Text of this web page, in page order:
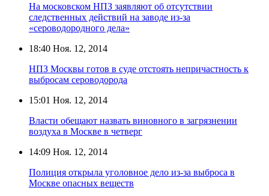
На московском НПЗ заявляют об отсутствии
следственных действий на заводе из-за
«сероводородного дела»
18:40 Ноя. 12, 2014
НПЗ Москвы готов в суде отстоять непричастность к
выбросам сероводорода
15:01 Ноя. 12, 2014
Власти обещают назвать виновного в загрязнении
воздуха в Москве в четверг
14:09 Ноя. 12, 2014
Полиция открыла уголовное дело из-за выброса в
Москве опасных веществ